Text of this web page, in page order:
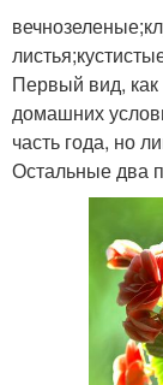
Первый вид,
домашних
часть года, но
Остальные два